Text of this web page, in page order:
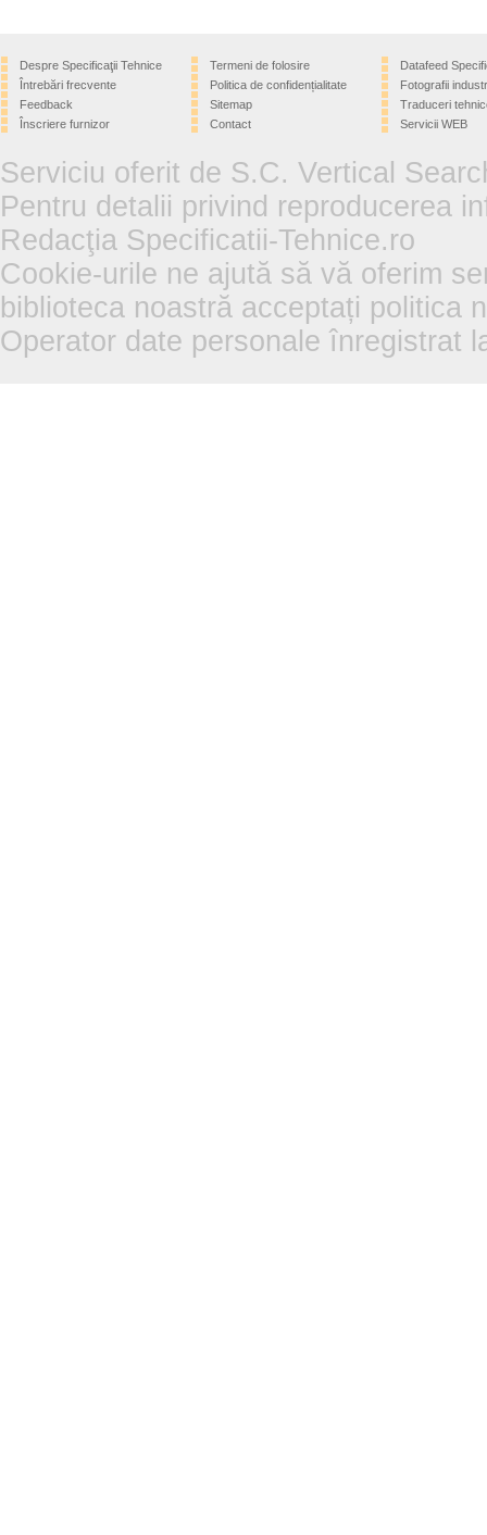
Despre Specificaţii Tehnice
Întrebări frecvente
Feedback
Înscriere furnizor
Termeni de folosire
Politica de confidențialitate
Sitemap
Contact
Datafeed
Fotografii
Traduceri
Servicii WEB
Serviciu oferit de S.C. Vertical
Pentru detalii privind reproducerea
Redacţia Specificatii-Tehnice.ro
Cookie-urile ne ajută să vă oferim
biblioteca noastră acceptați politica
Operator date personale înregistrat